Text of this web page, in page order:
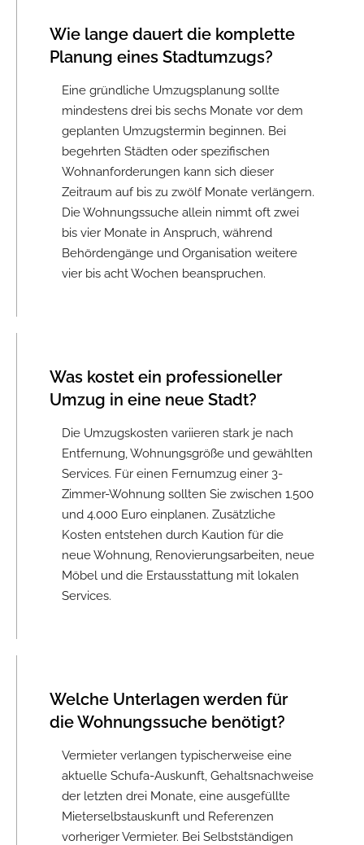
Wie lange dauert die komplette
Planung eines Stadtumzugs?
Eine gründliche Umzugsplanung sollte
mindestens drei bis sechs Monate vor dem
geplanten Umzugstermin beginnen. Bei
begehrten Städten oder spezifischen
Wohnanforderungen kann sich dieser
Zeitraum auf bis zu zwölf Monate verlängern.
Die Wohnungssuche allein nimmt oft zwei
bis vier Monate in Anspruch, während
Behördengänge und Organisation weitere
vier bis acht Wochen beanspruchen.
Was kostet ein professioneller
Umzug in eine neue Stadt?
Die Umzugskosten variieren stark je nach
Entfernung, Wohnungsgröße und gewählten
Services. Für einen Fernumzug einer 3-
Zimmer-Wohnung sollten Sie zwischen 1.500
und 4.000 Euro einplanen. Zusätzliche
Kosten entstehen durch Kaution für die
neue Wohnung, Renovierungsarbeiten, neue
Möbel und die Erstausstattung mit lokalen
Services.
Welche Unterlagen werden für
die Wohnungssuche benötigt?
Vermieter verlangen typischerweise eine
aktuelle Schufa-Auskunft, Gehaltsnachweise
der letzten drei Monate, eine ausgefüllte
Mieterselbstauskunft und Referenzen
vorheriger Vermieter. Bei Selbstständigen